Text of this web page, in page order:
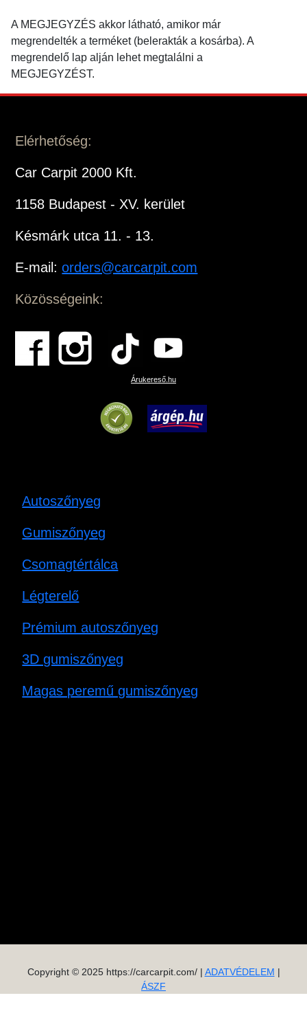
A MEGJEGYZÉS akkor látható, amikor már
megrendelték a terméket (belerakták a kosárba). A
megrendelő lap alján lehet megtalálni a
MEGJEGYZÉST.
Elérhetőség:
Car Carpit 2000 Kft.
1158 Budapest - XV. kerület
Késmárk utca 11. - 13.
E-mail:orders@carcarpit.com
Közösségeink:
Árukereső.hu
Autoszőnyeg
Gumiszőnyeg
Csomagtértálca
Légterelő
Prémium autoszőnyeg
3D gumiszőnyeg
Magas peremű gumiszőnyeg
Copyright © 2025 https://carcarpit.com/ | ADATVÉDELEM |
ÁSZF